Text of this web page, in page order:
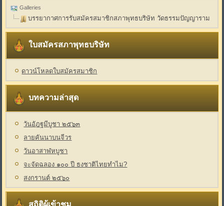
Galleries
บรรยากาศการรับสมัครสมาชิกสภาพุทธบริษัท วัดธรรมปัญญาราม
ใบสมัครสภาพุทธบริษัท
ดาวน์โหลดใบสมัครสมาชิก
บทความล่าสุด
วันอัฎฐมีบูชา ๒๕๖๓
ลายคันนาบนจีวร
วันอาสาฬหบูชา
จะจัดฉลอง ๑๐๐ ปี ธงชาติไทยทำไม?
สงกรานต์ ๒๕๖๐